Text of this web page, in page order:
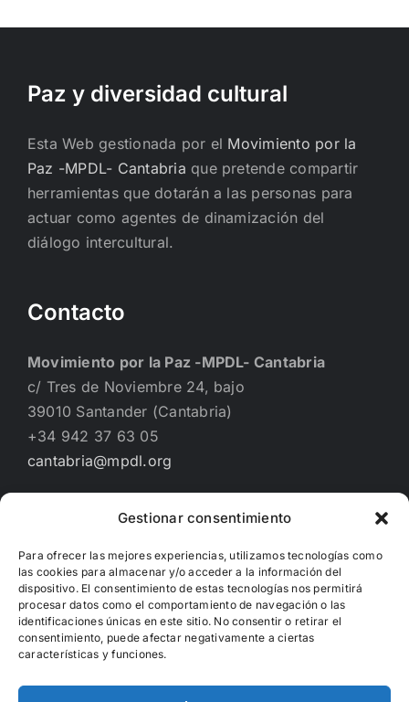
Gestionar consentimiento
Para ofrecer las mejores experiencias, utilizamos tecnologías como
las cookies para almacenar y/o acceder a la información del
dispositivo. El consentimiento de estas tecnologías nos permitirá
procesar datos como el comportamiento de navegación o las
identificaciones únicas en este sitio. No consentir o retirar el
consentimiento, puede afectar negativamente a ciertas
características y funciones.
Paz y diversidad cultural
Esta Web gestionada por el Movimiento por la
Paz -MPDL- Cantabria que pretende compartir
herramientas que dotarán a las personas para
actuar como agentes de dinamización del
diálogo intercultural.
Contacto
Movimiento por la Paz -MPDL- Cantabria
c/ Tres de Noviembre 24, bajo
39010 Santander (Cantabria)
+34 942 37 63 05
cantabria@mpdl.org
Financiado por